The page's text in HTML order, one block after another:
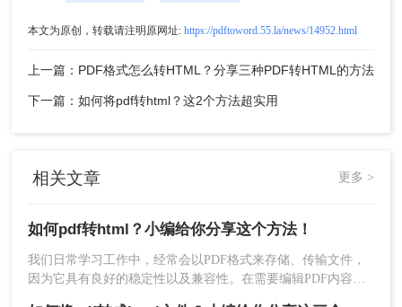
本文为原创，转载请注明原网址: https://pdftoword.55.la/news/14952.html
上一篇：PDF格式怎么转HTML？分享三种PDF转HTML的方法
下一篇：如何将pdf转html？这2个方法超实用
相关文章 更多 >
如何pdf转html？小编给你分享这个方法！
我们日常学习工作中，经常会以PDF格式来存储、传输文件，
因为它具有良好的稳定性以及兼容性。在需要编辑PDF内容的